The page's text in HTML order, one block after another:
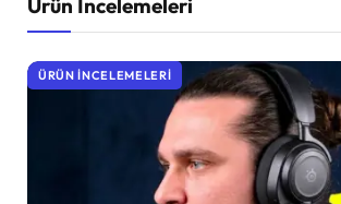
ÜRÜN İNCELEMELERI